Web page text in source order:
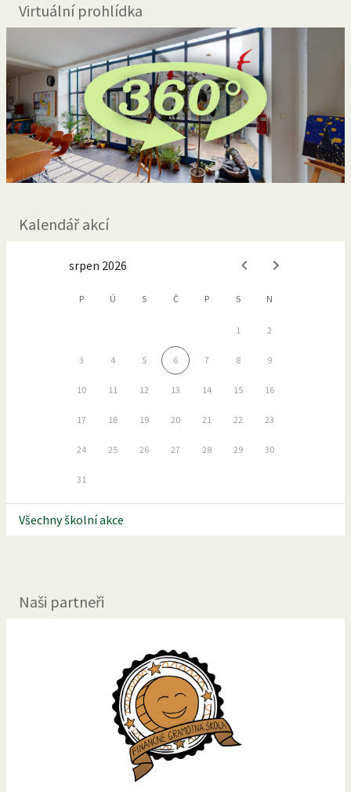
Virtuální prohlídka
Kalendář akcí
srpen 2026
P Ú S Č P S N
1 2
3 4 5 6 7 8 9
10 11 12 13 14 15 16
17 18 19 20 21 22 23
24 25 26 27 28 29 30
31
Všechny školní akce
Naši partneři